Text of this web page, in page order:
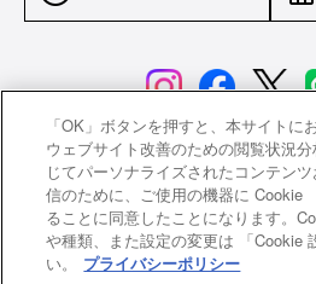
サイトポリシー
並行輸入品について
返品について
「OK」ボタンを押すと、本サイトに
ウェブサイト改善のための閲覧状況
じてパーソナライズされたコンテン
信のために、ご使用の機器に Cookie
ることに同意したことになります。
や種類、また設定の変更は 「Cookie
い。
プライバシーポリシー